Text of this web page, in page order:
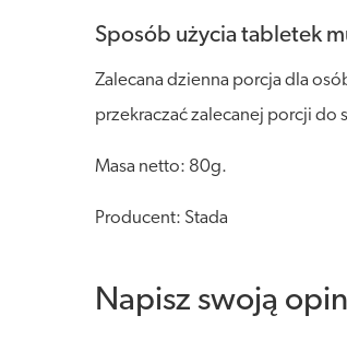
Sposób użycia tabletek
Zalecana dzienna porcja dla
przekraczać zalecanej porcji do
Masa netto: 80g.
Producent: Stada
Napisz swoją